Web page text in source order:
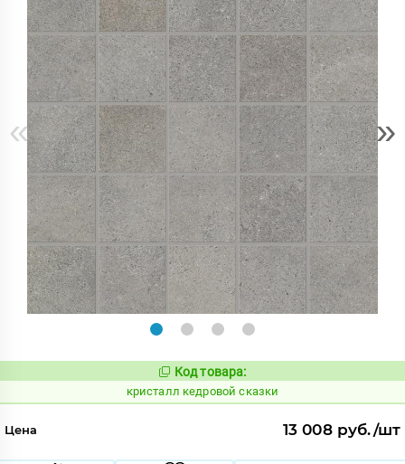
« »
Код:
817340
Код товара:
кристалл кедровой сказки
Цена 13 008 руб./шт